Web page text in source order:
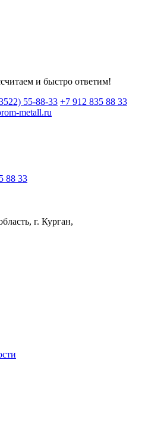
и быстро ответим!
55-88-33 +7 912 835 88 33
metall.ru
88 33
г. Курган,